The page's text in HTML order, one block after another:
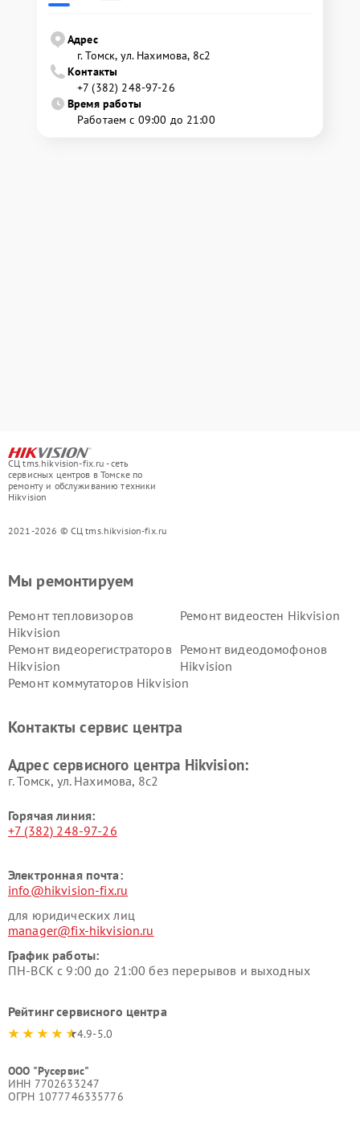
Адрес
г. Томск, ул. Нахимова, 8с2
Контакты
+7 (382) 248-97-26
Время работы
Работаем с 09:00 до 21:00
СЦ tms.hikvision-fix.ru - сеть
сервисных центров в Томске по
ремонту и обслуживанию техники
Hikvision
2021-2026 © СЦ tms.hikvision-fix.ru
Мы ремонтируем
Ремонт тепловизоров
Hikvision
Ремонт видеостен Hikvision
Ремонт видеорегистраторов
Hikvision
Ремонт видеодомофонов
Hikvision
Ремонт коммутаторов Hikvision
Контакты сервис центра
Адрес сервисного центра Hikvision:
г. Томск, ул. Нахимова, 8с2
Горячая линия:
+7 (382) 248-97-26
Электронная почта:
info@hikvision-fix.ru
для юридических лиц
manager@fix-hikvision.ru
График работы:
ПН-ВСК с 9:00 до 21:00 без перерывов и выходных
Рейтинг сервисного центра
4.9-5.0
ООО "Русервис"
ИНН 7702633247
ОГРН 1077746335776